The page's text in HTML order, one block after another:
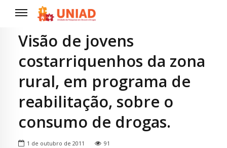
Visão de jovens
costarriquenhos da zona
rural, em programa de
reabilitação, sobre o
consumo de drogas.
1 de outubro de 2011 91